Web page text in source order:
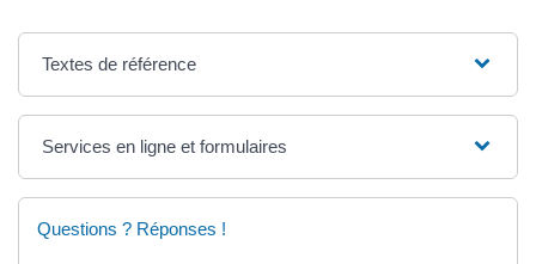
Textes de référence
Services en ligne et formulaires
Questions ? Réponses !